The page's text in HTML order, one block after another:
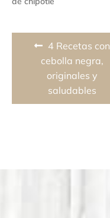
Navegación
entradas
Previous
post:
4 Recetas con
cebolla negra,
originales y
saludables